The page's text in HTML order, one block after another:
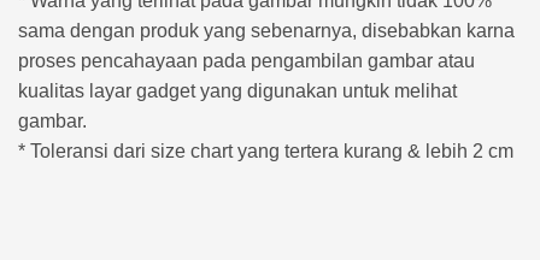
sama dengan produk yang sebenarnya, disebabkan karna
proses pencahayaan pada pengambilan gambar atau
kualitas layar gadget yang digunakan untuk melihat
gambar.
* Toleransi dari size chart yang tertera kurang & lebih 2 cm